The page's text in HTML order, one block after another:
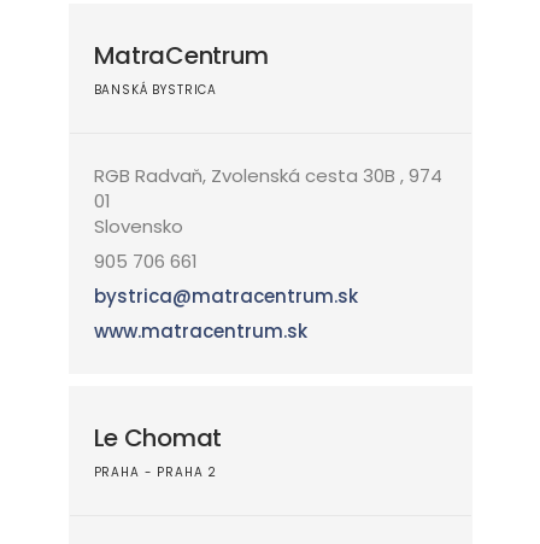
BANSKÁ BYSTRICA
MatraCentrum
RGB Radvaň, Zvolenská cesta 30B , 974
01
Slovensko
905 706 661
bystrica@matracentrum.sk
www.matracentrum.sk
PRAHA - PRAHA 2
Le Chomat